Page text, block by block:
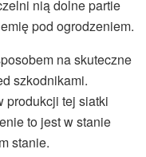
nią dolne partie
pod ogrodzeniem.
na skuteczne
szkodnikami.
produkcji tej siatki
to jest w stanie
stanie.